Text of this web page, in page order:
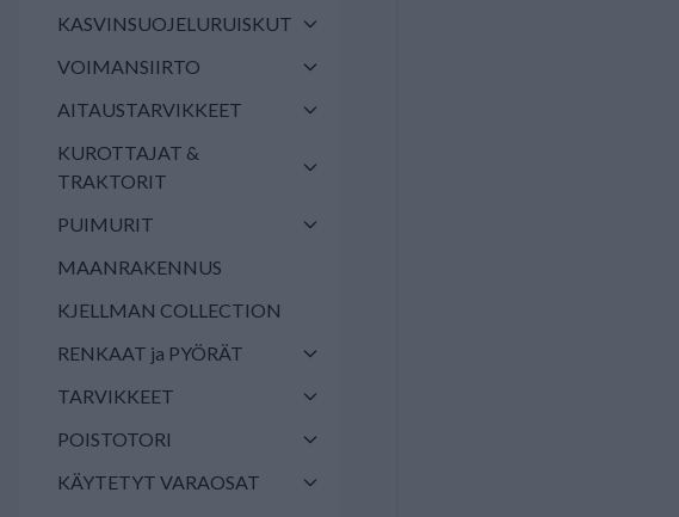
KASVINSUOJELURUISKUT
VOIMANSIIRTO
AITAUSTARVIKKEET
KUROTTAJAT &
TRAKTORIT
PUIMURIT
MAANRAKENNUS
KJELLMAN COLLECTION
RENKAAT ja PYÖRÄT
TARVIKKEET
POISTOTORI
KÄYTETYT VARAOSAT